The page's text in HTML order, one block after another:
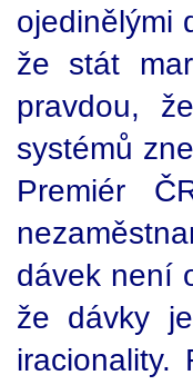
ojedinělými
že stát
pravdou,
systémů
Premiér
dávek není
že dávky
iracionality.